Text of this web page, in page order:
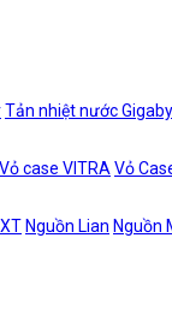
Tản nhiệt nước
Vỏ case VITRA Vỏ
Nguồn Lian Nguồn